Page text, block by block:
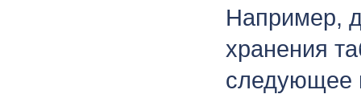
Например,
хранения
следующее